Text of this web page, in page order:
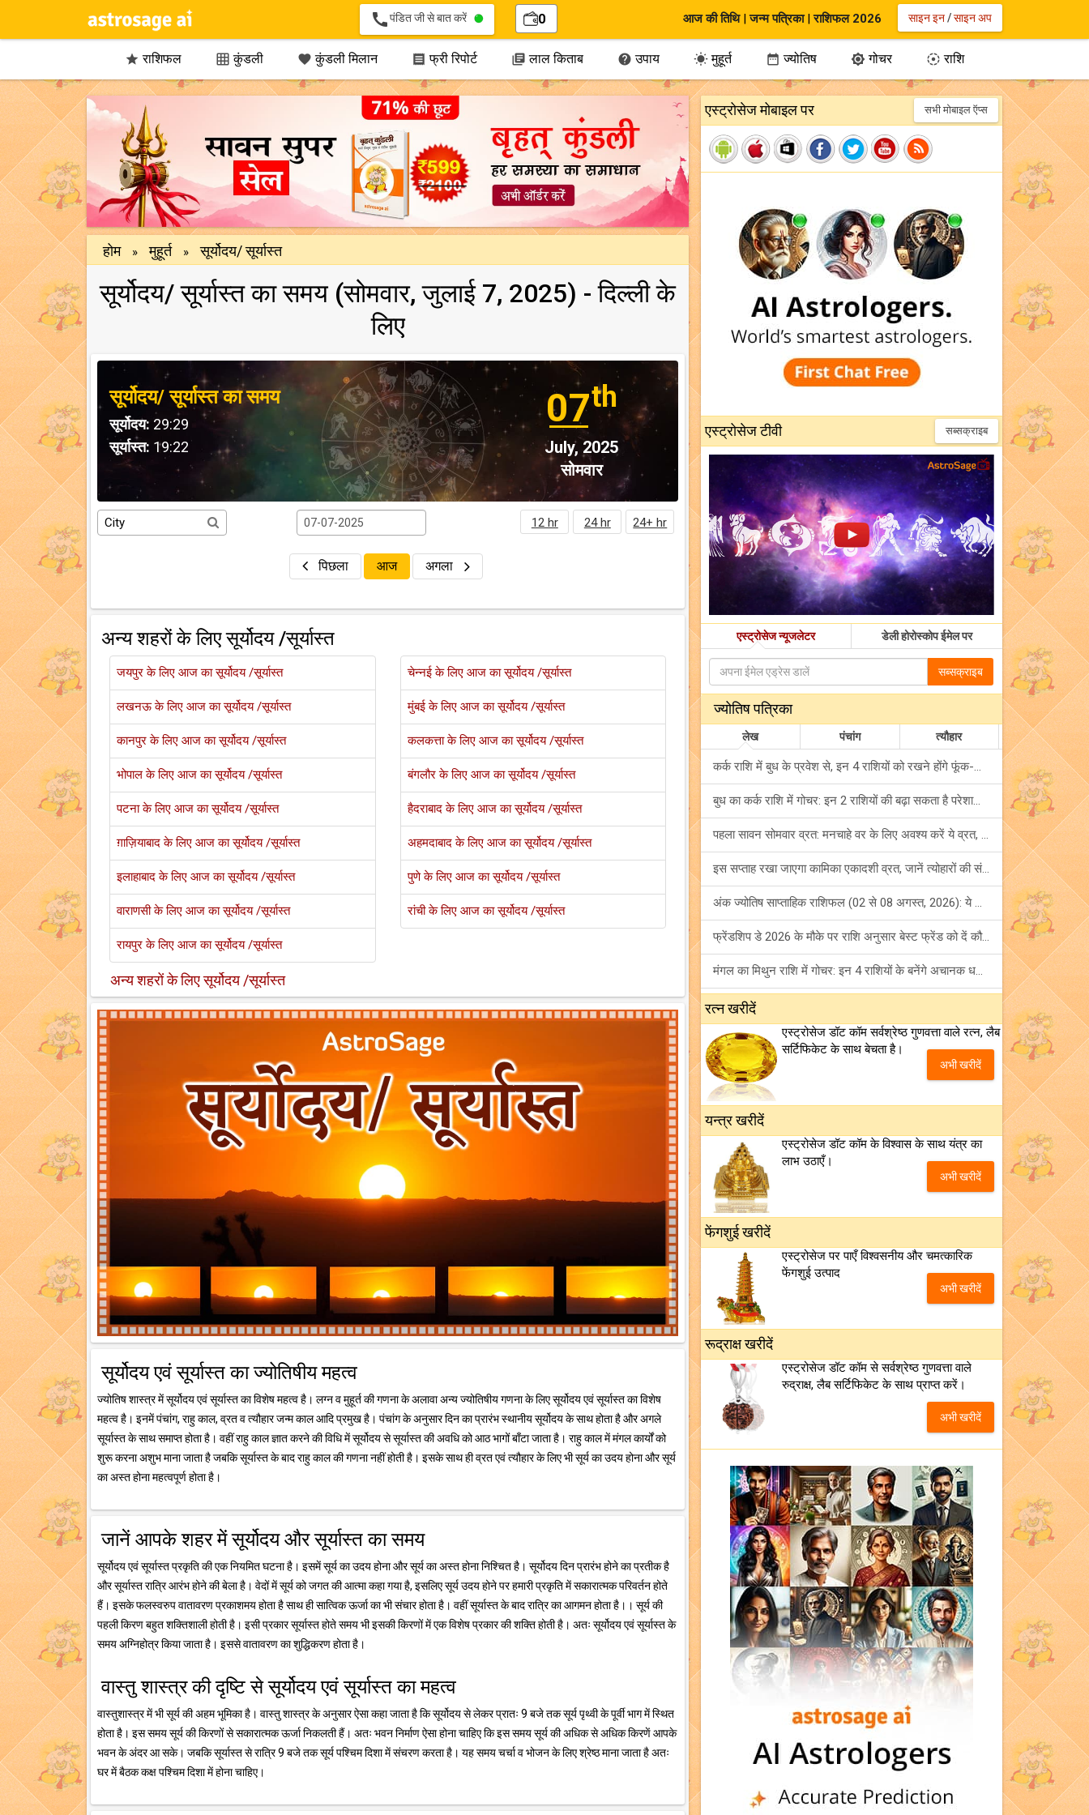
callपंडित जी से बात करें 0 आज की तिथि|जन्म पत्रिका|राशिफल 2026 साइन इन/साइन अप
 राशिफल  कुंडली  कुंडली मिलान  फ्री रिपोर्ट  लाल किताब  उपाय मुहूर्त  ज्योतिष  गोचर  राशि
होम » मुहूर्त » सूर्योदय/ सूर्यास्त
सूर्योदय/ सूर्यास्त का समय (सोमवार, जुलाई 7, 2025) - दिल्ली के
लिए
सूर्योदय/ सूर्यास्त का समय
सूर्योदय: 29:29
सूर्यास्त: 19:22
07th
July, 2025
सोमवार
12 hr 24 hr 24+ hr
पिछला आज अगला
अन्य शहरों के लिए सूर्योदय /सूर्यास्त
जयपुर के लिए आज का सूर्योदय /सूर्यास्त
लखनऊ के लिए आज का सूर्योदय /सूर्यास्त
कानपुर के लिए आज का सूर्योदय /सूर्यास्त
भोपाल के लिए आज का सूर्योदय /सूर्यास्त
पटना के लिए आज का सूर्योदय /सूर्यास्त
ग़ाज़ियाबाद के लिए आज का सूर्योदय /सूर्यास्त
इलाहाबाद के लिए आज का सूर्योदय /सूर्यास्त
वाराणसी के लिए आज का सूर्योदय /सूर्यास्त
रायपुर के लिए आज का सूर्योदय /सूर्यास्त
चेन्नई के लिए आज का सूर्योदय /सूर्यास्त
मुंबई के लिए आज का सूर्योदय /सूर्यास्त
कलकत्ता के लिए आज का सूर्योदय /सूर्यास्त
बंगलौर के लिए आज का सूर्योदय /सूर्यास्त
हैदराबाद के लिए आज का सूर्योदय /सूर्यास्त
अहमदाबाद के लिए आज का सूर्योदय /सूर्यास्त
पुणे के लिए आज का सूर्योदय /सूर्यास्त
रांची के लिए आज का सूर्योदय /सूर्यास्त
अन्य शहरों के लिए सूर्योदय /सूर्यास्त
सूर्योदय एवं सूर्यास्त का ज्योतिषीय महत्व
ज्योतिष शास्त्र में सूर्योदय एवं सूर्यास्त का विशेष महत्व है। लग्न व मुहूर्त की गणना के अलावा अन्य ज्योतिषीय गणना के लिए सूर्योदय एवं सूर्यास्त का विशेष
महत्व है। इनमें पंचांग, राहु काल, व्रत व त्यौहार जन्म काल आदि प्रमुख है। पंचांग के अनुसार दिन का प्रारंभ स्थानीय सूर्योदय के साथ होता है और अगले
सूर्यास्त के साथ समाप्त होता है। वहीं राहु काल ज्ञात करने की विधि में सूर्योदय से सूर्यास्त की अवधि को आठ भागों बाँटा जाता है। राहु काल में मंगल कार्यों को
शुरू करना अशुभ माना जाता है जबकि सूर्यास्त के बाद राहु काल की गणना नहीं होती है। इसके साथ ही व्रत एवं त्यौहार के लिए भी सूर्य का उदय होना और सूर्य
का अस्त होना महत्वपूर्ण होता है।
जानें आपके शहर में सूर्योदय और सूर्यास्त का समय
सूर्योदय एवं सूर्यास्त प्रकृति की एक नियमित घटना है। इसमें सूर्य का उदय होना और सूर्य का अस्त होना निश्चित है। सूर्योदय दिन प्रारंभ होने का प्रतीक है
और सूर्यास्त रात्रि आरंभ होने की बेला है। वेदों में सूर्य को जगत की आत्मा कहा गया है, इसलिए सूर्य उदय होने पर हमारी प्रकृति में सकारात्मक परिवर्तन होते
हैं। इसके फलस्वरुप वातावरण प्रकाशमय होता है साथ ही सात्विक ऊर्जा का भी संचार होता है। वहीं सूर्यास्त के बाद रात्रि का आगमन होता है।। सूर्य की
पहली किरण बहुत शक्तिशाली होती है। इसी प्रकार सूर्यास्त होते समय भी इसकी किरणों में एक विशेष प्रकार की शक्ति होती है। अतः सूर्योदय एवं सूर्यास्त के
समय अग्निहोत्र किया जाता है। इससे वातावरण का शुद्धिकरण होता है।
वास्तु शास्त्र की दृष्टि से सूर्योदय एवं सूर्यास्त का महत्व
वास्तुशास्त्र में भी सूर्य की अहम भूमिका है। वास्तु शास्त्र के अनुसार ऐसा कहा जाता है कि सूर्योदय से लेकर प्रातः 9 बजे तक सूर्य पृथ्वी के पूर्वी भाग में स्थित
होता है। इस समय सूर्य की किरणों से सकारात्मक ऊर्जा निकलती हैं। अतः भवन निर्माण ऐसा होना चाहिए कि इस समय सूर्य की अधिक से अधिक किरणें आपके
भवन के अंदर आ सके। जबकि सूर्यास्त से रात्रि 9 बजे तक सूर्य पश्चिम दिशा में संचरण करता है। यह समय चर्चा व भोजन के लिए श्रेष्ठ माना जाता है अतः
घर में बैठक कक्ष पश्चिम दिशा में होना चाहिए।
एस्ट्रोसेज मोबाइल पर सभी मोबाइल ऍप्स
एस्ट्रोसेज टीवी सब्सक्राइब
एस्ट्रोसेज न्यूजलेटर डेली होरोस्कोप ईमेल पर
सब्सक्राइब
ज्योतिष पत्रिका
लेख पंचांग त्यौहार
कर्क राशि में बुध के प्रवेश से, इन 4 राशियों को रखने होंगे फूंक-फूंक कर कदम!
बुध का कर्क राशि में गोचर: इन 2 राशियों की बढ़ा सकता है परेशानियां, हो जाएं सावधान!
पहला सावन सोमवार व्रत: मनचाहे वर के लिए अवश्य करें ये व्रत, जानें नियम एवं पूजा विधि!
इस सप्ताह रखा जाएगा कामिका एकादशी व्रत, जानें त्योहारों की संपूर्ण लिस्ट!
अंक ज्योतिष साप्ताहिक राशिफल (02 से 08 अगस्त, 2026): ये सप्ताह क्यों है खास?
फ्रेंडशिप डे 2026 के मौके पर राशि अनुसार बेस्ट फ्रेंड को दें कौन सा गिफ्ट? जानें
मंगल का मिथुन राशि में गोचर: इन 4 राशियों के बनेंगे अचानक धन लाभ के योग!
शनि साढ़े साती और ढैय्या से परेशान हैं? शनि कृपा के लिए अवश्य करें शनिवार व्रत!
शुक्र का कन्या राशि में गोचर: किन राशियों के सपने करेगा पूरे? जानें
रत्न खरीदें
एस्ट्रोसेज डॉट कॉम सर्वश्रेष्ठ गुणवत्ता वाले रत्न, लैब
सर्टिफिकेट के साथ बेचता है।
अभी खरीदें
यन्त्र खरीदें
एस्ट्रोसेज डॉट कॉम के विश्वास के साथ यंत्र का
लाभ उठाएँ।
अभी खरीदें
फेंगशुई खरीदें
एस्ट्रोसेज पर पाएँ विश्वसनीय और चमत्कारिक
फेंगशुई उत्पाद
अभी खरीदें
रूद्राक्ष खरीदें
एस्ट्रोसेज डॉट कॉम से सर्वश्रेष्ठ गुणवत्ता वाले
रुद्राक्ष, लैब सर्टिफिकेट के साथ प्राप्त करें।
अभी खरीदें